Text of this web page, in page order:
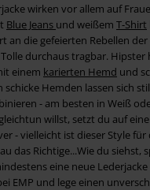
wirken vor allem auf
Blue Jeans und weißem T-Shirt
an die gefeierten Rebellen der
Tolle durchaus tragbar.
einem karierten Hemd und
schicke Hemden lassen sich
- am besten in Weiß
willst, setzt du auf
- vielleicht ist dieser Style
das Richtige...Wie du siehst,
eine neue
EMP und lege einen